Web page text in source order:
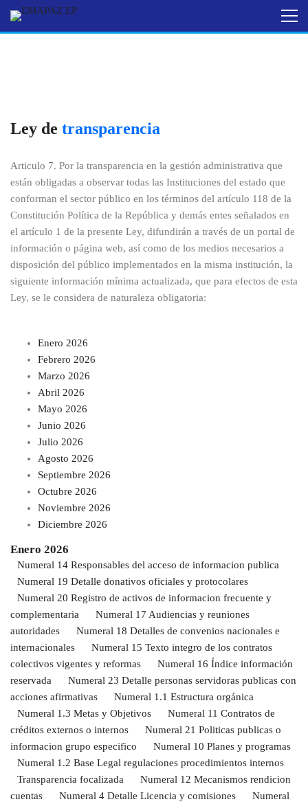
Ley de transparencia
Articulo 7. Por la transparencia en la gestión administrativa que
están obligadas a observar todas las Instituciones del estado que
conforman el sector público en los términos del artículo 118 de la
Constitución Política de la República y demás entes señalados en
el artículo 1 de la presente Ley, difundirán a través de un portal de
información o página web, así como de los medios necesarios a
disposición del público implementados en la misma institución, la
siguiente información mínima actualizada, que para efectos de esta
Ley, se le considera de naturaleza obligatoria:
Enero 2026
Febrero 2026
Marzo 2026
Abril 2026
Mayo 2026
Junio 2026
Julio 2026
Agosto 2026
Septiembre 2026
Octubre 2026
Noviembre 2026
Diciembre 2026
Enero 2026
Numeral 14 Responsables del acceso de informacion publica
Numeral 19 Detalle donativos oficiales y protocolares
Numeral 20 Registro de activos de informacion frecuente y
complementaria
Numeral 17 Audiencias y reuniones
autoridades
Numeral 18 Detalles de convenios nacionales e
internacionales
Numeral 15 Texto integro de los contratos
colectivos vigentes y reformas
Numeral 16 Índice información
reservada
Numeral 23 Detalle personas servidoras publicas con
acciones afirmativas
Numeral 1.1 Estructura orgánica
Numeral 1.3 Metas y Objetivos
Numeral 11 Contratos de
créditos externos o internos
Numeral 21 Politicas publicas o
informacion grupo especifico
Numeral 10 Planes y programas
Numeral 1.2 Base Legal regulaciones procedimientos internos
Transparencia focalizada
Numeral 12 Mecanismos rendicion
cuentas
Numeral 4 Detalle Licencia y comisiones
Numeral